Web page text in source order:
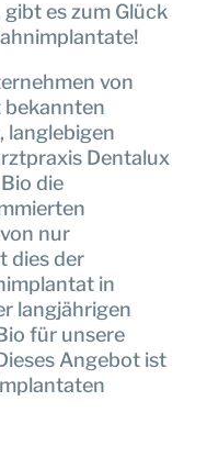
es zum Glück
von
bekannten
langlebigen
Dentalux
die
nur
dies der
in
langjährigen
für unsere
Angebot ist